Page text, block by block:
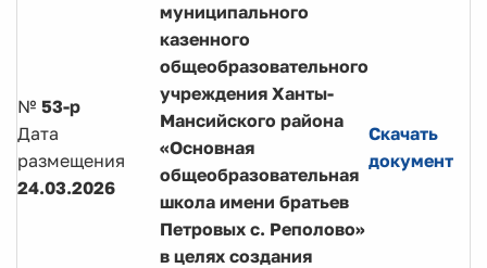
№ 53-р
Дата
размещения
24.03.2026
муниципального
казенного
общеобразовательного
учреждения Ханты-
Мансийского района
«Основная
общеобразовательная
школа имени братьев
Петровых с. Реполово»
в целях создания
Скачать
документ